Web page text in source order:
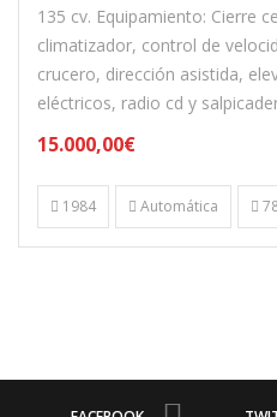
135 cv. Equipamiento: Cierre
climatizador, control de
crucero, dirección asistida,
eléctricos, radio cd y
15.000,00€
1984 Automática